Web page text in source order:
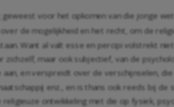
geweest voor het opkomen van die jonge
de mogelijkheid en het recht, om de
Want al valt esse en percipi volstrekt
maar ook subjectief, van de
en verspreidt over de verschijnselen,
enz., en is thans ook reeds bij
ontwikkeling met die op fysiek,